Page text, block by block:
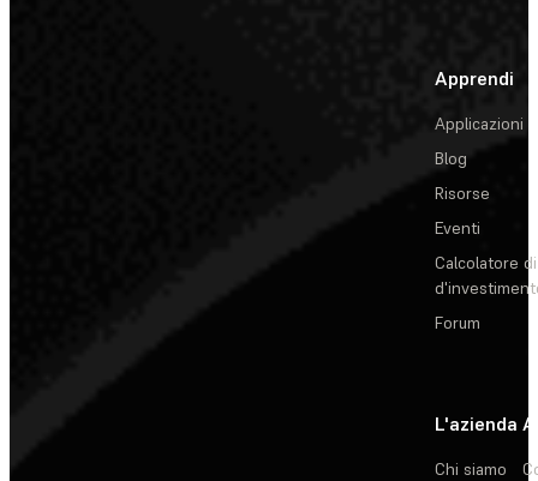
Apprendi
Applicazioni
Blog
Risorse
Eventi
Calcolatore
Forum
L'azienda
Chi siamo